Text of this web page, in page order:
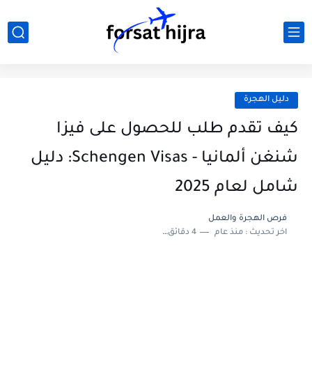
دليل الهجرة
كيف تقدم طلب للحصول على فيزا
شنغن ألمانيا - Schengen Visas: دليل
شامل لعام 2025
فرص الهجرة والعمل
اخر تحديث :منذ عام 4 دقائق للقراءة